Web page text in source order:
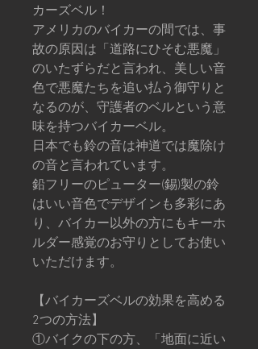
カーズベル！
アメリカのバイカーの間では、事
故の原因は「道路にひそむ悪魔」
のいたずらだと言われ、美しい音
色で悪魔たちを追い払う御守りと
なるのが、守護者のベルという意
味を持つバイカーベル。
日本でも鈴の音は神道では魔除け
の音と言われています。
鉛フリーのピューター(錫)製の鈴
はいい音色でデザインも多彩にあ
り、バイカー以外の方にもキーホ
ルダー感覚のお守りとしてお使い
いただけます。
【バイカーズベルの効果を高める
2つの方法】
①バイクの下の方、「地面に近い